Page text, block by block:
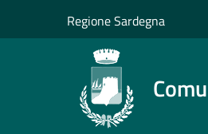
Regione Sardegna